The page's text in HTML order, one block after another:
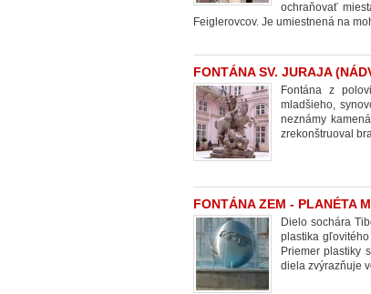
ochraňovať
Feiglerovcov. Je umiestnená na
FONTÁNA SV. JURAJA
Fontána z
mladšieho,
neznámy
zrekonštruoval
FONTÁNA ZEM - PLANÉTA
Dielo sochára
plastika
Priemer plastiky
diela zvýrazňuje